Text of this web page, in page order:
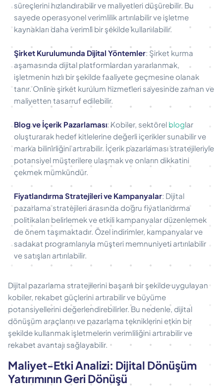
süreçlerini hızlandırabilir ve maliyetleri düşürebilir. Bu
sayede operasyonel verimlilik artırılabilir ve işletme
kaynakları daha verimli bir şekilde kullanılabilir.
Şirket Kurulumunda Dijital Yöntemler: Şirket kurma
aşamasında dijital platformlardan yararlanmak,
işletmenin hızlı bir şekilde faaliyete geçmesine olanak
tanır. Online şirket kurulum hizmetleri sayesinde zaman ve
maliyetten tasarruf edilebilir.
Blog ve İçerik Pazarlaması: Kobiler, sektörel bloglar
oluşturarak hedef kitlelerine değerli içerikler sunabilir ve
marka bilinirliğini artırabilir. İçerik pazarlaması stratejileriyle
potansiyel müşterilere ulaşmak ve onların dikkatini
çekmek mümkündür.
Fiyatlandırma Stratejileri ve Kampanyalar: Dijital
pazarlama stratejileri arasında doğru fiyatlandırma
politikaları belirlemek ve etkili kampanyalar düzenlemek
de önem taşımaktadır. Özel indirimler, kampanyalar ve
sadakat programlarıyla müşteri memnuniyeti artırılabilir
ve satışları artırılabilir.
Dijital pazarlama stratejilerini başarılı bir şekilde uygulayan
kobiler, rekabet güçlerini artırabilir ve büyüme
potansiyellerini değerlendirebilirler. Bu nedenle, dijital
dönüşüm araçlarını ve pazarlama tekniklerini etkin bir
şekilde kullanmak işletmelerin verimliliğini artırabilir ve
rekabet avantajı sağlayabilir.
Maliyet-Etki Analizi: Dijital Dönüşüm
Yatırımının Geri Dönüşü